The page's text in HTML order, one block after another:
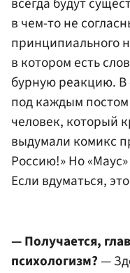
в чем-то не
принципиального
в котором есть
бурную реакцию. В
под каждым постом
человек, который
выдумали комикс
Россию!» Но
Если вдуматься,
— Получается,
психологизм?—